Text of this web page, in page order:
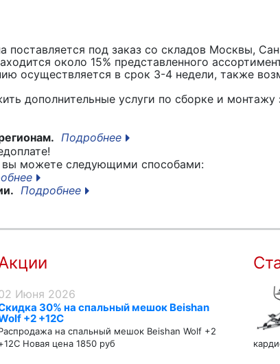
поставляется под заказ со складов Москвы,
около 15% представленного
осуществляется в срок 3-4 недели, также
дополнительные услуги по сборке и монтажу
Подробнее
вы можете следующими способами:
Подробнее
Июня 2026
30% на спальный мешок Beishan
+2 +12C
на спальный мешок Beishan Wolf +2
Новая цена 1850 руб